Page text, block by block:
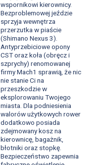
wspornikowi kierownicy.
Bezproblemowej jeździe
sprzyja wewnętrza
przerzutka w piaście
(Shimano Nexus 3).
Antyprzebiciowe opony
CST oraz koła (obręcz i
szprychy) renomowanej
firmy Mach1 sprawią, że nic
nie stanie Ci na
przeszkodzie w
eksplorowaniu Twojego
miasta. Dla podniesienia
walorów użytkowych rower
dodatkowo posiada
zdejmowany kosz na
kierownicę, bagażnik,
błotniki oraz stopkę.
Bezpieczeństwo zapewnia